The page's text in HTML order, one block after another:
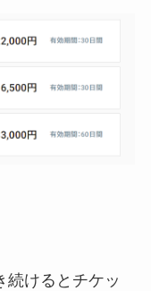
続けるとチケッ